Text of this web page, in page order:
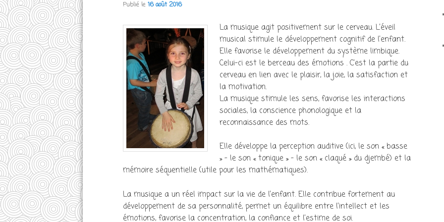
Publié le 16 août 2016
La musique agit positivement sur le cerveau. L’éveil
musical stimule le développement cognitif de l’enfant.
Elle favorise le développement du système limbique.
Celui-ci est le berceau des émotions . C’est la partie du
cerveau en lien avec le plaisir, la joie, la satisfaction et
la motivation.
La musique stimule les sens, favorise les interactions
sociales, la conscience phonologique et la
reconnaissance des mots.
Elle développe la perception auditive (ici, le son « basse
» – le son « tonique » – le son « claqué » du djembé) et la
mémoire séquentielle (utile pour les mathématiques).
La musique a un réel impact sur la vie de l’enfant. Elle contribue fortement au
développement de sa personnalité, permet un équilibre entre l’intellect et les
émotions, favorise la concentration, la confiance et l’estime de soi.